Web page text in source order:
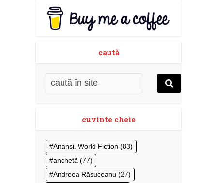
caută
cuvinte cheie
Anansi. World Fiction (83)
anchetă (77)
Andreea Răsuceanu (27)